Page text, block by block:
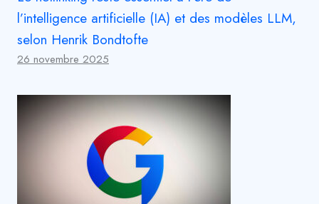
l’intelligence artificielle (IA) et des modèles LLM,
selon Henrik Bondtofte
26 novembre 2025